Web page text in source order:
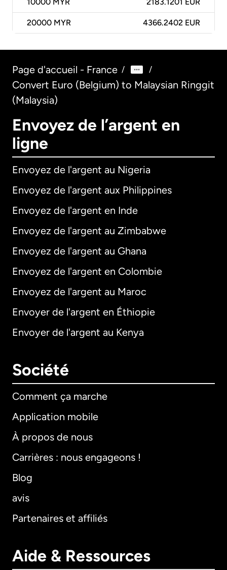
10000 MYR 2183.1201 EUR
20000 MYR 4366.2402 EUR
Page d'accueil - France / /
Convert Euro (Belgium) to Malaysian Ringgit
(Malaysia)
Envoyez de l’argent en
ligne
Envoyez de l'argent au Nigeria
Envoyez de l'argent aux Philippines
Envoyez de l'argent en Inde
Envoyez de l'argent au Zimbabwe
Envoyez de l'argent au Ghana
Envoyez de l'argent en Colombie
Envoyez de l'argent au Maroc
Envoyer de l'argent en Éthiopie
Envoyer de l'argent au Kenya
Société
Comment ça marche
Application mobile
À propos de nous
Carrières : nous engageons !
Blog
avis
Partenaires et affiliés
Aide & Ressources